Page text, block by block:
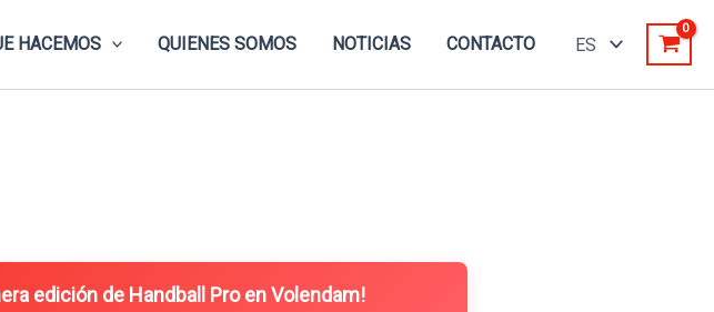
HACEMOS QUIENES SOMOS NOTICIAS CONTACTO
edición de Handball Pro en Volendam!